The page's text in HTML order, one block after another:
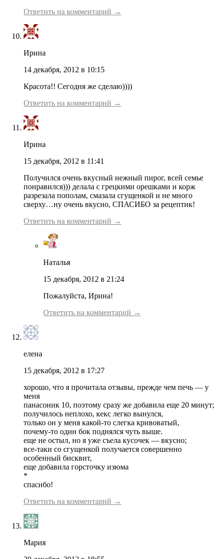
Ответить на комментарий →
Ирина
14 декабря, 2012 в 10:15
Красота!! Сегодня же сделаю))))
Ответить на комментарий →
Ирина
15 декабря, 2012 в 11:41
Получился очень вкусный нежный пирог, всей семье
понравился))) делала с грецкими орешками и корж
разрезала пополам, смазала сгущенкой и не много
сверху…ну очень вкусно, СПАСИБО за рецептик!
Ответить на комментарий →
Наталья
15 декабря, 2012 в 21:24
Пожалуйста, Ирина!
Ответить на комментарий →
елена
15 декабря, 2012 в 17:27
хорошо, что я прочитала отзывы, прежде чем печь — у
меня
панасоник 10, поэтому сразу же добавила еще 20 минут;
получилось неплохо, кекс легко вынулся,
только он у меня какой-то слегка кривоватый,
почему-то один бок поднялся чуть выше.
еще не остыл, но я уже съела кусочек — вкусно;
все-таки со сгущенкой получается совершенно
особенный бисквит,
еще добавила горсточку изюма
*
спасибо!
Ответить на комментарий →
Мария